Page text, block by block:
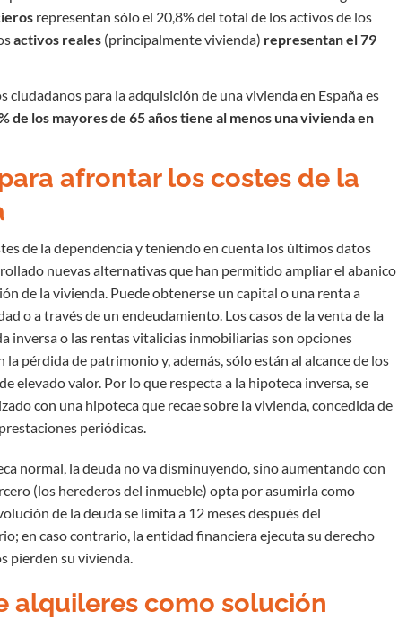
representan sólo el 20,8% del total de los activos de los
activos reales (principalmente vivienda) representan el 79
ciudadanos para la adquisición de una vivienda en España es
de los mayores de 65 años tiene al menos una vivienda en
afrontar los costes de la
de la dependencia y teniendo en cuenta los últimos datos
nuevas alternativas que han permitido ampliar el abanico
de la vivienda. Puede obtenerse un capital o una renta a
o a través de un endeudamiento. Los casos de la venta de la
inversa o las rentas vitalicias inmobiliarias son opciones
pérdida de patrimonio y, además, sólo están al alcance de los
elevado valor. Por lo que respecta a la hipoteca inversa, se
con una hipoteca que recae sobre la vivienda, concedida de
periódicas.
normal, la deuda no va disminuyendo, sino aumentando con
(los herederos del inmueble) opta por asumirla como
de la deuda se limita a 12 meses después del
en caso contrario, la entidad financiera ejecuta su derecho
pierden su vivienda.
alquileres como solución